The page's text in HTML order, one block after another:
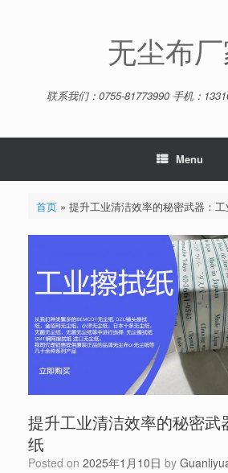
无尘布
联系我们：0755-81773990 手机：
Menu
首页» 提升工业清洁效率的秘密武器：
提升工业清洁效率的秘密武
纸
Posted on 2025年1月10日 by